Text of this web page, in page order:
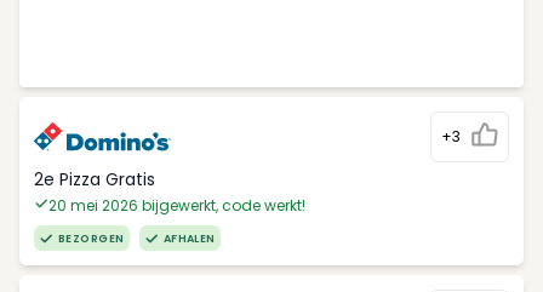
+3
2e Pizza Gratis
20 mei 2026 bijgewerkt, code werkt!
BEZORGEN AFHALEN